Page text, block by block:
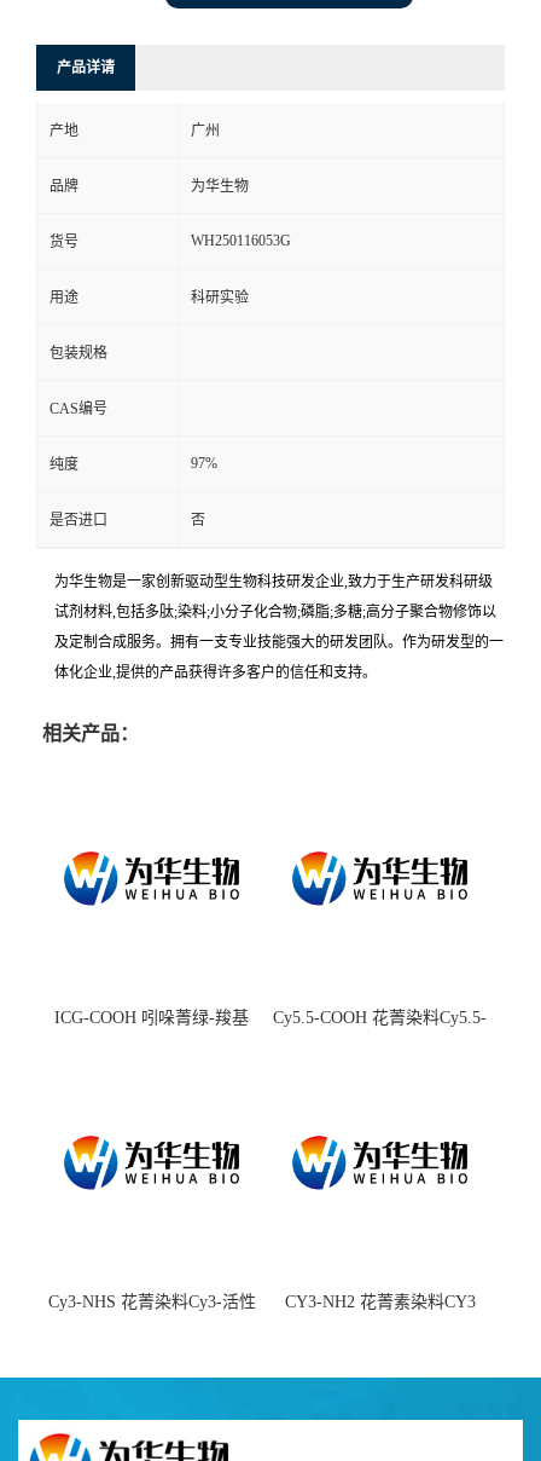
产品详请
产地 广州
品牌 为华生物
货号 WH250116053G
用途 科研实验
包装规格
CAS编号
纯度 97%
是否进口 否
为华生物是一家创新驱动型生物科技研发企业,致力于生产研发科研级
试剂材料,包括多肽;染料;小分子化合物;磷脂;多糖;高分子聚合物修饰以
及定制合成服务。拥有一支专业技能强大的研发团队。作为研发型的一
体化企业,提供的产品获得许多客户的信任和支持。
相关产品：
ICG-COOH 吲哚菁绿-羧基
Cy5.5-COOH 花菁染料Cy5.5-
Cy3-NHS 花菁染料Cy3-活性
CY3-NH2 花菁素染料CY3